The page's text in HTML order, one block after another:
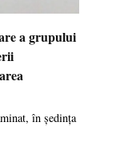
a grupului
în ședința